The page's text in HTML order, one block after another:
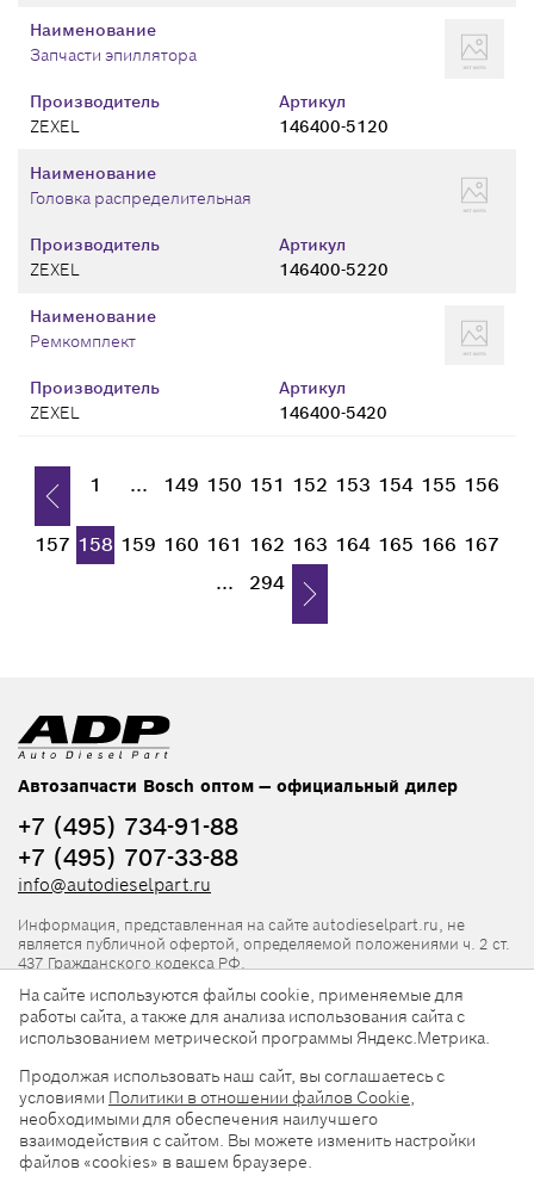
Производитель
ZEXEL
Артикул
146400-5120
Наименование
Запчасти эпиллятора
Производитель
ZEXEL
Артикул
146400-5220
Наименование
Головка распределительная
Производитель
ZEXEL
Артикул
146400-5420
Наименование
Ремкомплект
1 ... 149 150 151 152 153 154 155 156
157 158 159 160 161 162 163 164 165 166 167
...
294
Автозапчасти Bosch оптом — официальный дилер
+7 (495) 734-91-88
+7 (495) 707-33-88
info@autodieselpart.ru
Информация, представленная на сайте autodieselpart.ru, не
является публичной офертой, определяемой положениями ч. 2 ст.
437 Гражданского кодекса РФ.
Нормативная документация
ADP в социальных сетях
© 2026, ООО «АвтоДизельПарт». Все права защищены.
На сайте используются файлы cookie, применяемые для
работы сайта, а также для анализа использования сайта с
использованием метрической программы Яндекс.Метрика.
Продолжая использовать наш сайт, вы соглашаетесь с
условиями Политики в отношении файлов Cookie,
необходимыми для обеспечения наилучшего
взаимодействия с сайтом. Вы можете изменить настройки
файлов «cookies» в вашем браузере.